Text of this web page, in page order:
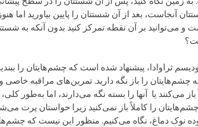
آنجاست، بعد از آن شستتان را پایین بیاورید اما
و می‌توانید بر آن نقطه تمرکز کنید بدون آنکه به
ثراوادا، پیشنهاد شده است که چشم‌هایتان را
چشم‌هایتان را باز نگه دارید. تمرین‌های مراقبه خاصی
می‌کنند یا آنها را بسته نگه می‌دارند، اما به‌طور کلی،
را کاملاً باز نمی‌کنید زیرا حواستان پرت
نوک دماغ، نگاه می‌کنیم. منظور این نیست که